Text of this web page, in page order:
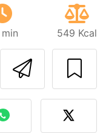
549 Kcal
de